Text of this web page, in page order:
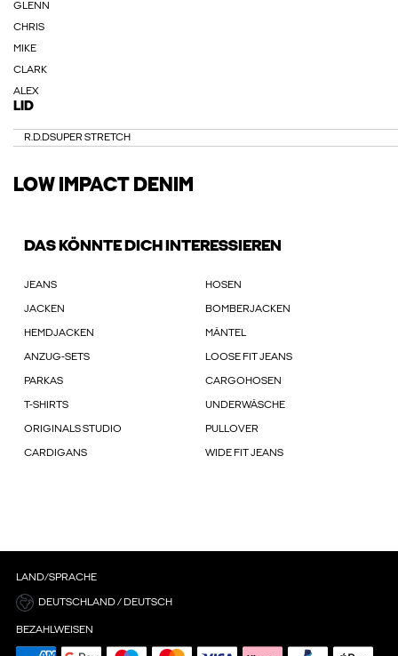
GLENN
CHRIS
MIKE
CLARK
ALEX
LID
R.D.DSUPER STRETCH
LOW IMPACT DENIM
DAS KÖNNTE DICH INTERESSIEREN
JEANS HOSEN
JACKEN BOMBERJACKEN
HEMDJACKEN MÄNTEL
ANZUG-SETS LOOSE FIT JEANS
PARKAS CARGOHOSEN
T-SHIRTS UNDERWÄSCHE
ORIGINALS STUDIO PULLOVER
CARDIGANS WIDE FIT JEANS
LAND/SPRACHE
DEUTSCHLAND / DEUTSCH
BEZAHLWEISEN